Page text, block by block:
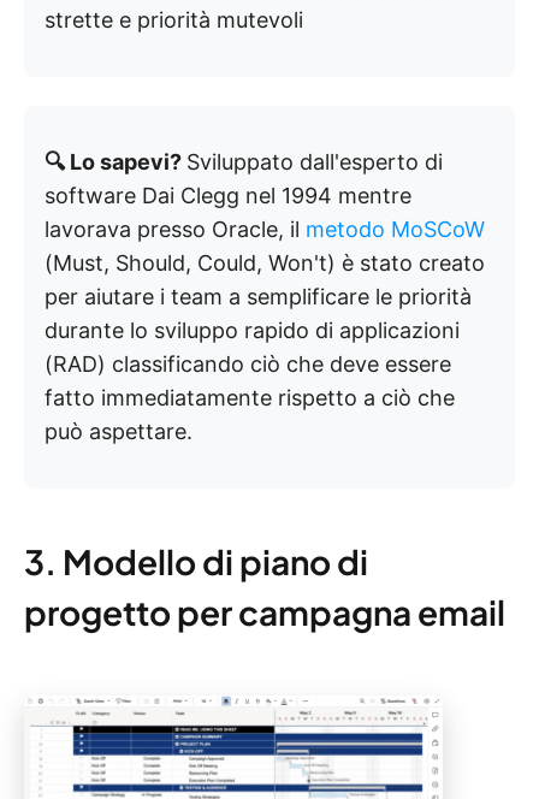
strette e priorità mutevoli
🔍 Lo sapevi? Sviluppato dall'esperto di
software Dai Clegg nel 1994 mentre
lavorava presso Oracle, il metodo MoSCoW
(Must, Should, Could, Won't) è stato creato
per aiutare i team a semplificare le priorità
durante lo sviluppo rapido di applicazioni
(RAD) classificando ciò che deve essere
fatto immediatamente rispetto a ciò che
può aspettare.
3. Modello di piano di
progetto per campagna email